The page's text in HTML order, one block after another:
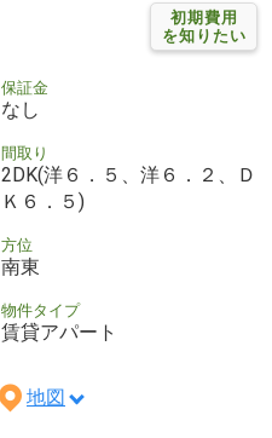
初期費用
を知りたい
保証金
なし
間取り
2DK(洋６．５、洋６．２、Ｄ
Ｋ６．５)
方位
南東
物件タイプ
賃貸アパート
地図